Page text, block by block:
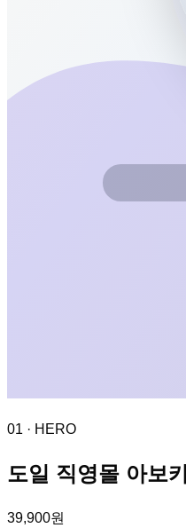
01 · HERO
도일 직영몰 아보
39,900원